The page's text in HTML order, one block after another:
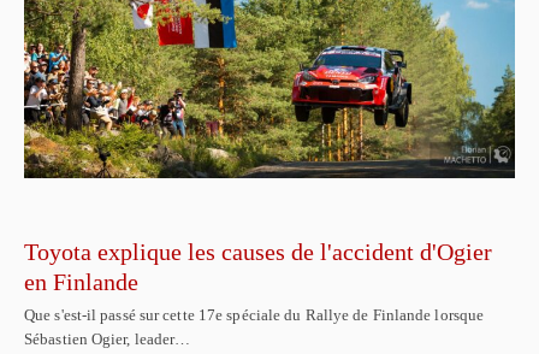
Toyota explique les causes de l'accident d'Ogier
en Finlande
Que s'est-il passé sur cette 17e spéciale du Rallye de Finlande lorsque
Sébastien Ogier, leader…